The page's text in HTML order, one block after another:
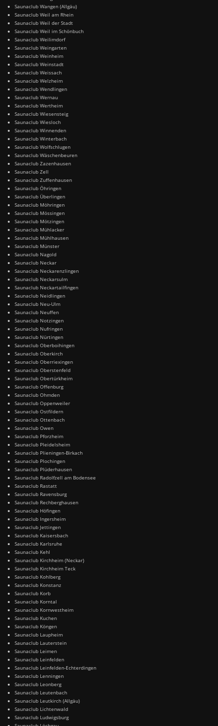
Saunaclub Wangen (Allgäu)
Saunaclub Weil am Rhein
Saunaclub Weil der Stadt
Saunaclub Weil im Schönbuch
Saunaclub Weilimdorf
Saunaclub Weingarten
Saunaclub Weinheim
Saunaclub Weinstadt
Saunaclub Weissach
Saunaclub Welzheim
Saunaclub Wendlingen
Saunaclub Wernau
Saunaclub Wertheim
Saunaclub Wiesensteig
Saunaclub Wiesloch
Saunaclub Winnenden
Saunaclub Winterbach
Saunaclub Wolfschlugen
Saunaclub Wäschenbeuren
Saunaclub Zazenhausen
Saunaclub Zell
Saunaclub Zuffenhausen
Saunaclub Öhringen
Saunaclub Überlingen
Saunaclub Möhringen
Saunaclub Mössingen
Saunaclub Mötzingen
Saunaclub Mühlacker
Saunaclub Mühlhausen
Saunaclub Münster
Saunaclub Nagold
Saunaclub Neckar
Saunaclub Neckarenzlingen
Saunaclub Neckarsulm
Saunaclub Neckartailfingen
Saunaclub Neidlingen
Saunaclub Neu-Ulm
Saunaclub Neuffen
Saunaclub Notzingen
Saunaclub Nufringen
Saunaclub Nürtingen
Saunaclub Oberboihingen
Saunaclub Oberkirch
Saunaclub Oberriexingen
Saunaclub Oberstenfeld
Saunaclub Obertürkheim
Saunaclub Offenburg
Saunaclub Ohmden
Saunaclub Oppenweiler
Saunaclub Ostfildern
Saunaclub Ottenbach
Saunaclub Owen
Saunaclub Pforzheim
Saunaclub Pleidelsheim
Saunaclub Plieningen-Birkach
Saunaclub Plochingen
Saunaclub Plüderhausen
Saunaclub Radolfzell am Bodensee
Saunaclub Rastatt
Saunaclub Ravensburg
Saunaclub Rechberghausen
Saunaclub Höfingen
Saunaclub Ingersheim
Saunaclub Jettingen
Saunaclub Kaisersbach
Saunaclub Karlsruhe
Saunaclub Kehl
Saunaclub Kirchheim (Neckar)
Saunaclub Kirchheim Teck
Saunaclub Kohlberg
Saunaclub Konstanz
Saunaclub Korb
Saunaclub Korntal
Saunaclub Kornwestheim
Saunaclub Kuchen
Saunaclub Köngen
Saunaclub Laupheim
Saunaclub Lauterstein
Saunaclub Leimen
Saunaclub Leinfelden
Saunaclub Leinfelden-Echterdingen
Saunaclub Lenningen
Saunaclub Leonberg
Saunaclub Leutenbach
Saunaclub Leutkirch (Allgäu)
Saunaclub Lichtenwald
Saunaclub Ludwigsburg